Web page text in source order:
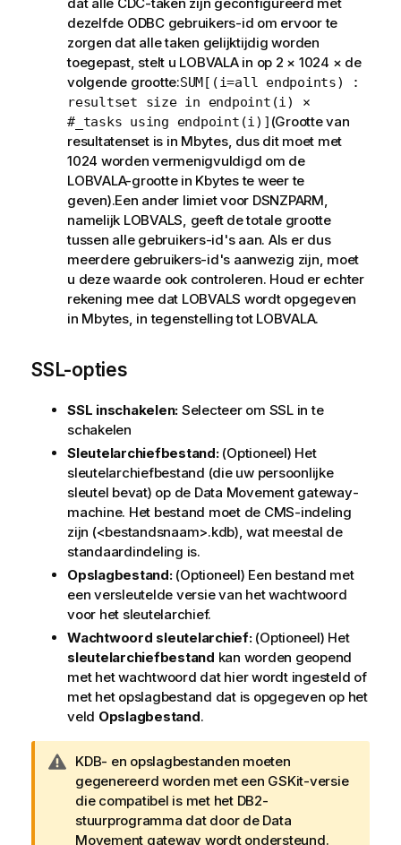
dezelfde ODBC gebruikers-id om ervoor te
zorgen dat alle taken gelijktijdig worden
toegepast, stelt u LOBVALA in op 2 × 1024 × de
volgende grootte:SUM[(i=all endpoints) :
resultset size in endpoint(i) ×
#_tasks using endpoint(i)] (Grootte van
resultatenset is in Mbytes, dus dit moet met
1024 worden vermenigvuldigd om de
LOBVALA-grootte in Kbytes te weer te
geven).Een ander limiet voor DSNZPARM,
namelijk LOBVALS, geeft de totale grootte
tussen alle gebruikers-id's aan. Als er dus
meerdere gebruikers-id's aanwezig zijn, moet
u deze waarde ook controleren. Houd er echter
rekening mee dat LOBVALS wordt opgegeven
in Mbytes, in tegenstelling tot LOBVALA.
SSL-opties
SSL inschakelen: Selecteer om SSL in te
schakelen
Sleutelarchiefbestand:(Optioneel) Het
sleutelarchiefbestand (die uw persoonlijke
sleutel bevat) op de Data Movement gateway-
machine. Het bestand moet de CMS-indeling
zijn (<bestandsnaam>.kdb), wat meestal de
standaardindeling is.
Opslagbestand: (Optioneel) Een bestand met
een versleutelde versie van het wachtwoord
voor het sleutelarchief.
Wachtwoord sleutelarchief:(Optioneel) Het
sleutelarchiefbestand kan worden geopend
met het wachtwoord dat hier wordt ingesteld of
met het opslagbestand dat is opgegeven op het
veld Opslagbestand.
W
a
a
r
s
KDB- en opslagbestanden moeten
gegenereerd worden met een GSKit-versie
die compatibel is met het DB2-
stuurprogramma dat door de Data
Movement gateway wordt ondersteund.